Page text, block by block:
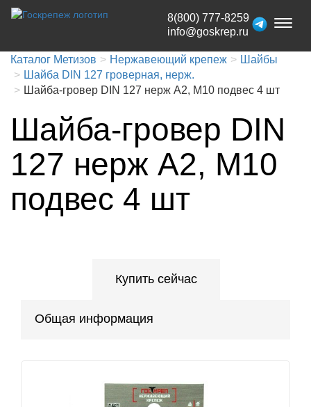
Toggle
8(800) 777-8259
info@goskrep.ru
Каталог Метизов Нержавеющий крепеж
Шайбы
Шайба DIN 127 гроверная, нерж.
Шайба-гровер DIN 127 нерж A2, М10 подвес 4 шт
Шайба-гровер DIN
127 нерж A2, М10
подвес 4 шт
Купить сейчас
Общая информация